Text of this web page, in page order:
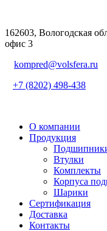
162603, Вологодская
офис 3
kompred@volsfera.ru
+7 (8202) 498-438
О компании
Продукция
Втулки
Комплекты
Корпуса
Шарики
Сертификация
Доставка
Контакты